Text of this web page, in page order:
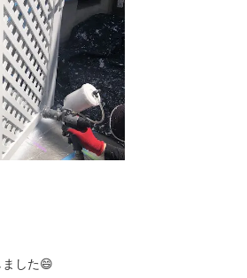
した😄